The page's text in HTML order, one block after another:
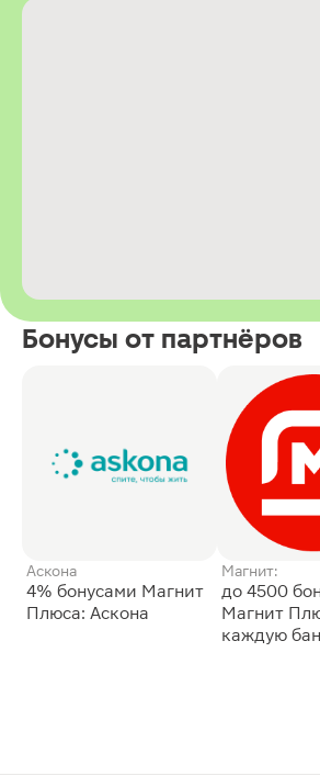
Бонусы от партнёров
Аскона
4% бонусами Магнит
Плюса: Аскона
Магнит:
до 4500
Магнит
каждую